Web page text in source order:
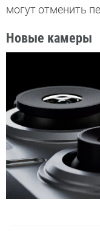
могут отменить
Новые камеры